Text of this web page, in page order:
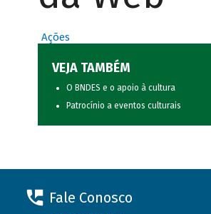
Ações
VEJA TAMBÉM
O BNDES e o apoio à cultura
Patrocínio a eventos culturais
Fale Conosco